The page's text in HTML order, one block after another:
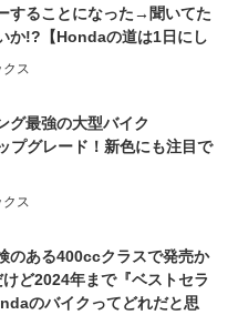
することになった→聞いてた
か!?【Hondaの道は1日にし
①第一印象 編】
クス
グ最強の大型バイク
プグレード！新色にも注目で
クス
のある400ccクラスで発売か
ど2024年まで『ベストセラ
のバイクってどれだと思